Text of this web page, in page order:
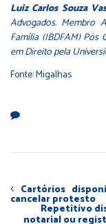
Luiz Carlos Souza
Advogados. Membro
Família (IBDFAM) Pós
em Direito pela
Fonte:Migalhas
Cartórios
cancelar protesto
Repetitivo
notarial ou